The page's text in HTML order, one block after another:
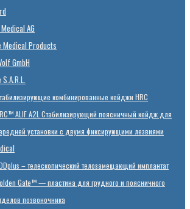
AG
Medical Products
GmbH
комбинированные кейджи HRC
ALIF A2L Стабилизирующий поясничный кейдж для
установки с двумя фиксирующими лезвиями
– телескопический телозамещающий имплантат
Gate™ — пластина для грудного и поясничного
позвоночника